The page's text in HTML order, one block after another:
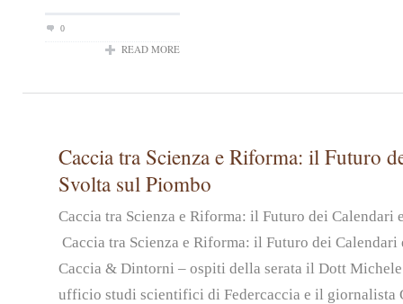
0
READ MORE
Caccia tra Scienza e Riforma: il Futuro
Svolta sul Piombo
Caccia tra Scienza e Riforma: il Futuro dei
Caccia tra Scienza e Riforma: il Futuro dei Calendari
Caccia & Dintorni – ospiti della serata il Dott
ufficio studi scientifici di Federcaccia e il giornalista